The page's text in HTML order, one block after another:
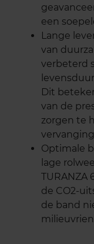
een
Lange
van
verbeterd
Dit
van de
zorgen te
Optimale
lage
TURANZA
de CO2-
de band